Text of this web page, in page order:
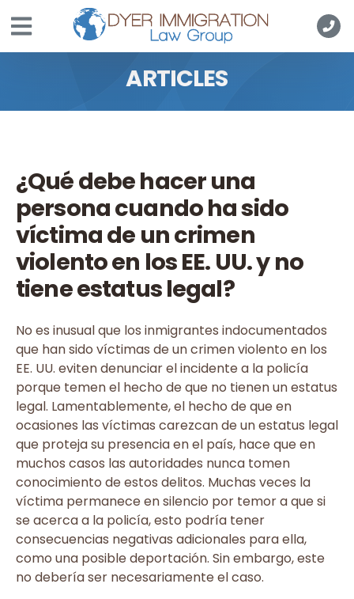
Skip to main content
ARTICLES
¿Qué debe hacer una
persona cuando ha sido
víctima de un crimen
violento en los EE. UU. y no
tiene estatus legal?
No es inusual que los inmigrantes indocumentados
que han sido víctimas de un crimen violento en los
EE. UU. eviten denunciar el incidente a la policía
porque temen el hecho de que no tienen un estatus
legal. Lamentablemente, el hecho de que en
ocasiones las víctimas carezcan de un estatus legal
que proteja su presencia en el país, hace que en
muchos casos las autoridades nunca tomen
conocimiento de estos delitos. Muchas veces la
víctima permanece en silencio por temor a que si
se acerca a la policía, esto podría tener
consecuencias negativas adicionales para ella,
como una posible deportación. Sin embargo, este
no debería ser necesariamente el caso.